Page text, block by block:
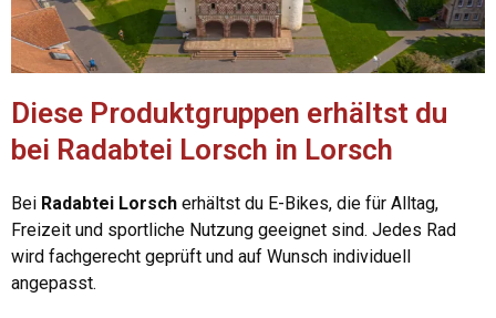
Diese Produktgruppen erhältst du
bei Radabtei Lorsch in Lorsch
Bei Radabtei Lorsch erhältst du E-Bikes, die für Alltag,
Freizeit und sportliche Nutzung geeignet sind. Jedes Rad
wird fachgerecht geprüft und auf Wunsch individuell
angepasst.